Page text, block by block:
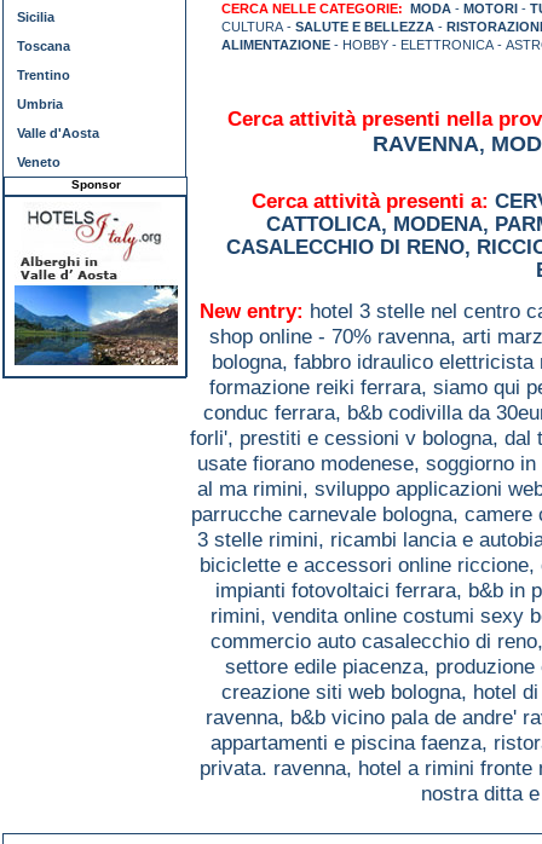
CERCA NELLE CATEGORIE: MODA - MOTORI -
CULTURA - SALUTE E BELLEZZA -
ALIMENTAZIONE - HOBBY - ELETTRONICA -
Cerca attività presenti nella
RAVENNA,
Cerca attività presenti a:
CATTOLICA, MODENA,
CASALECCHIO DI RENO,
New entry: hotel 3 stelle nel centro
shop online - 70% ravenna, arti
bologna, fabbro idraulico
formazione reiki ferrara, siamo qui
conduc ferrara, b&b codivilla da
forli', prestiti e cessioni v bologna, dal
usate fiorano modenese, soggiorno
al ma rimini, sviluppo applicazioni
parrucche carnevale bologna, camere
3 stelle rimini, ricambi lancia e
biciclette e accessori online riccione,
impianti fotovoltaici ferrara, b&b in
rimini, vendita online costumi sexy
commercio auto casalecchio di
settore edile piacenza,
creazione siti web bologna, hotel
ravenna, b&b vicino pala de andre'
appartamenti e piscina faenza,
privata. ravenna, hotel a rimini
nostra ditta
Sicilia
Toscana
Trentino
Umbria
Valle d'Aosta
Veneto
Sponsor